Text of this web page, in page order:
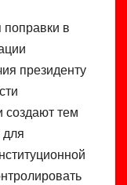
в
президенту
создают тем
для